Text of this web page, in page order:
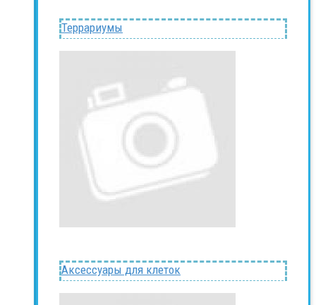
Террариумы
Аксессуары для клеток